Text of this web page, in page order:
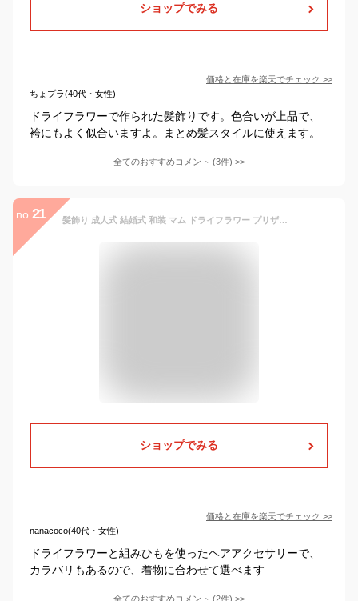
ショップでみる
価格と在庫を楽天でチェック >>
ちょプラ(40代・女性)
ドライフラワーで作られた髪飾りです。色合いが上品で、
袴にもよく似合いますよ。まとめ髪スタイルに使えます。
全てのおすすめコメント (3件) >
no. 21 髪飾り 成人式 結婚式 和装 マム ドライフラワー プリザーブドフラワー 組紐 13点セット 振袖用 ウェディング 卒業式 袴 花 着物 ヘアアクセサリー ヘッドドレス かすみ草 レッド ピンク ホワイト
ショップでみる
価格と在庫を楽天でチェック >>
nanacoco(40代・女性)
ドライフラワーと組みひもを使ったヘアアクセサリーで、
カラバリもあるので、着物に合わせて選べます
全てのおすすめコメント (2件) >